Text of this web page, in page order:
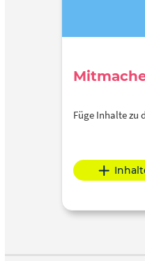
Füge Inhalte zu